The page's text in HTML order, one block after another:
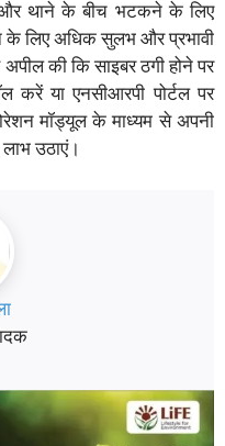
और थाने के बीच भटकने के लिए
के लिए अधिक सुलभ और प्रभावी
अपील की कि साइबर ठगी होने पर
करें या एनसीआरपी पोर्टल पर
मॉड्यूल के माध्यम से अपनी
लाभ उठाएं।